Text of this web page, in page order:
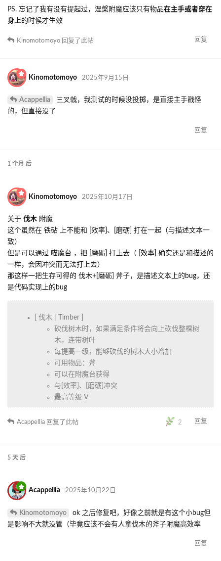
PS. 忘记了我有没有提起过，涅槃附魔应该只有物品在主手或者穿在
身上的时候才生效
回复
Kinomotomoyo 回复了此帖
Kinomotomoyo 2025年9月15日
Acappellia
三叉戟，我测试的时候没投掷，是直接主手戳怪
的，但直接没了
回复
1 个月 后
Kinomotomoyo 2025年10月17日
关于 伐木 附魔
这个虽然在 铁砧 上不能和 [效率]、[磨砺] 打在一起（与描述文本一
致）
但是可以通过 喵魔台 ，把 [磨砺] 打上去（ [效率] 确实还是和描述的
一样，会因冲突而无法打上去）
那这样一把生存可得的 伐木+[磨砺] 斧子，是描述文本上的bug，还
是代码实现上的bug
[ 伐木 | Timber ]
砍伐树木时，如果满足条件将会向上砍伐整棵树
木，连带树叶
每提高一级，能够砍伐的树木大小增加
可用物品：斧
可以在附魔台获得
与[效率]、[磨砺]冲突
最高等级 V
2 回复
Acappellia 回复了此帖
5 天 后
Acappellia 2025年10月22日
Kinomotomoyo
ok 之后修复吧，好像之前就是有这个小bug但
是影响不大就没管（毕竟应该不会有人拿伐木的斧子附魔高效率
回复